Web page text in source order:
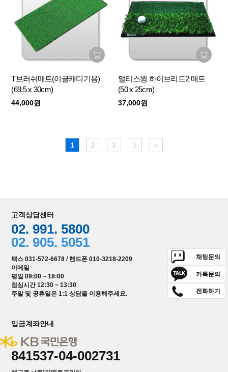
T브러쉬매트(이글캐디기용)
(69.5 x 30cm)
44,000원
멀티스윙 하이브리드2 매트
(50 x 25cm)
37,000원
1 2 3
고객상담센터
02. 991. 5800
02. 905. 5051
팩스 031-572-6678 / 핸드폰 010-3218-2209
이메일
평일 09:00 ~ 18:00
점심시간 12:30 ~ 13:30
주말 및 공휴일은 1:1 상담을 이용해주세요.
채팅문의
카톡문의
전화하기
입금계좌안내
841537-04-002731